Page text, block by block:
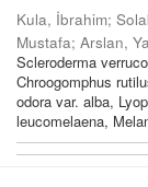
Kula, İbrahim;
Mustafa; Arslan,
Scleroderma
Chroogomphus
odora var. alba,
leucomelaena,